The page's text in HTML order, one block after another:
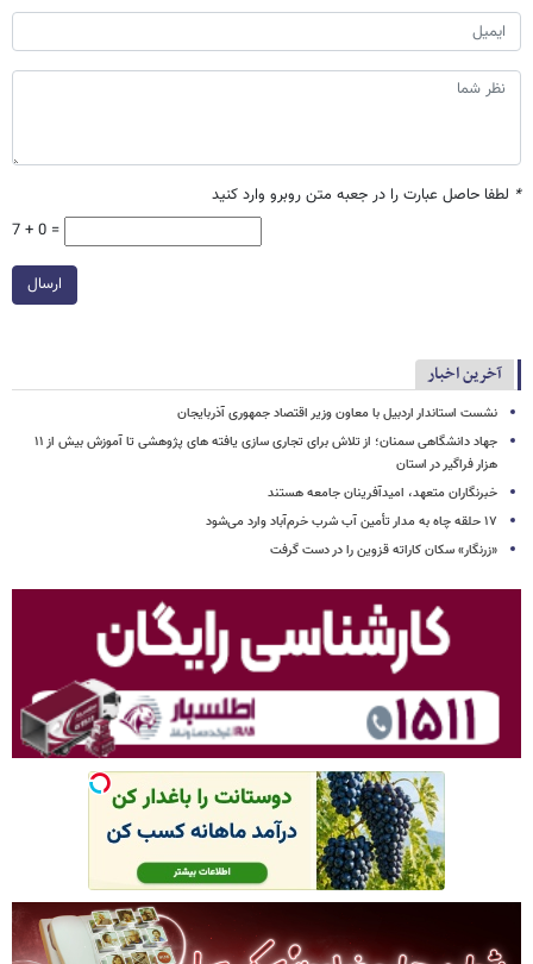
* لطفا حاصل عبارت را در جعبه متن روبرو وارد کنید
7 + 0 =
ارسال
آخرین اخبار
نشست استاندار اردبیل با معاون وزیر اقتصاد جمهوری آذربایجان
جهاد دانشگاهی سمنان؛ از تلاش برای تجاری سازی یافته های پژوهشی تا آموزش بیش از ۱۱
هزار فراگیر در استان
خبرنگاران متعهد، امیدآفرینان جامعه هستند
۱۷ حلقه چاه به مدار تأمین آب شرب خرم‌آباد وارد می‌شود
«زرنگار» سکان کاراته قزوین را در دست گرفت